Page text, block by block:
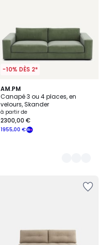
-10% DÈS 2*
AM.PM
Canapé 3 ou 4 places, en
velours, Skander
à partir de
1955,00 €
2300,00 €
15
Couleurs